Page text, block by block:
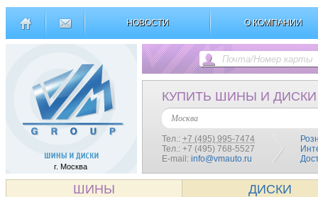
НОВОСТИ О КОМПАНИИ
г. Москва
КУПИТЬ ШИНЫ И ДИСКИ
Москва
Тел.: +7 (495) 995-7474
Тел.: +7 (495) 768-5527
E-mail: info@vmauto.ru
ШИНЫ ДИСКИ